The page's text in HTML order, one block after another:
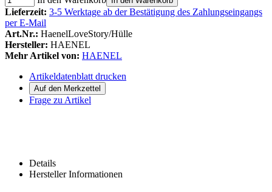
Lieferzeit: 3-5 Werktage ab der Bestätigung des Zahlungseingangs
per E-Mail
Art.Nr.: HaenelLoveStory/Hülle
Hersteller: HAENEL
Mehr Artikel von: HAENEL
Artikeldatenblatt drucken
Frage zu Artikel
Details
Hersteller Informationen